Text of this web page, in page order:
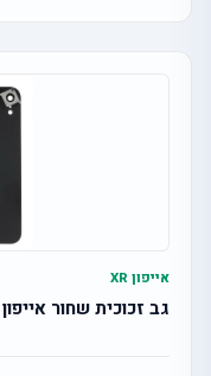
אייפון XR
גב זכוכית שחור אייפון XR